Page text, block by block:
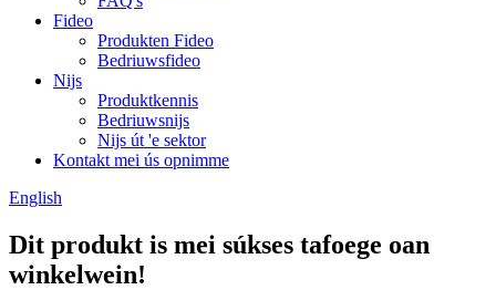
Fideo
Produkten Fideo
Bedriuwsfideo
Nijs
Produktkennis
Bedriuwsnijs
Nijs út 'e sektor
Kontakt mei ús opnimme
English
Dit produkt is mei súkses tafoege oan
winkelwein!